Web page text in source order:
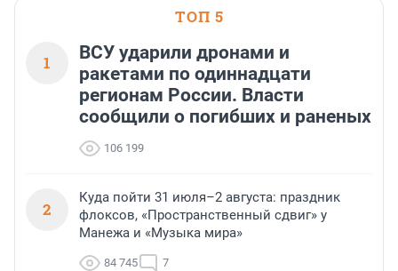
ТОП 5
1
ВСУ ударили дронами и
ракетами по одиннадцати
регионам России. Власти
сообщили о погибших и раненых
106 199
2
Куда пойти 31 июля–2 августа: праздник
флоксов, «Пространственный сдвиг» у
Манежа и «Музыка мира»
84 745 7